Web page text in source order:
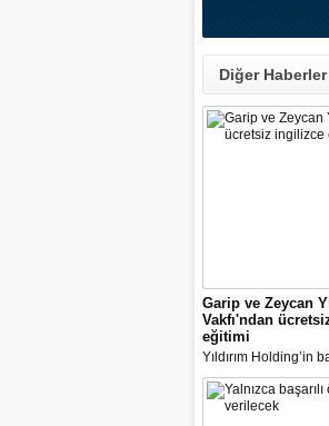
Diğer Haberler
Garip ve Zeycan
Vakfı'ndan
eğitimi
Yıldırım Holding’in
Garip ve Zeycan
öğretime geçilen
W/Tech”